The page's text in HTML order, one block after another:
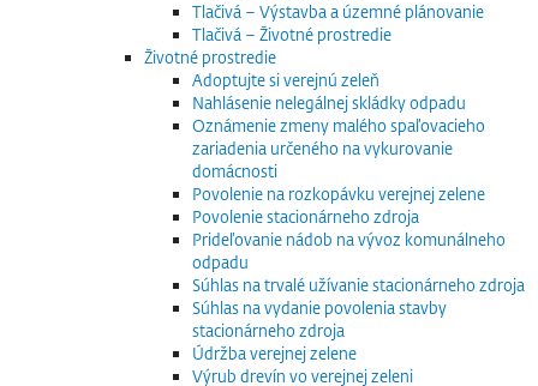
Tlačivá – Výstavba a územné plánovanie
Tlačivá – Životné prostredie
Životné prostredie
Adoptujte si verejnú zeleň
Nahlásenie nelegálnej skládky odpadu
Oznámenie zmeny malého spaľovacieho
zariadenia určeného na vykurovanie
domácnosti
Povolenie na rozkopávku verejnej zelene
Povolenie stacionárneho zdroja
Prideľovanie nádob na vývoz komunálneho
odpadu
Súhlas na trvalé užívanie stacionárneho zdroja
Súhlas na vydanie povolenia stavby
stacionárneho zdroja
Údržba verejnej zelene
Výrub drevín vo verejnej zeleni